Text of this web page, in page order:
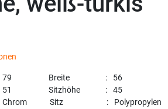
79 Breite
56
51 Sitzhöhe
45
Chrom Sitz
Polypropylen